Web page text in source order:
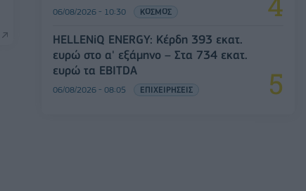
06/08/2026 - 10:30 ΚΟΣΜΟΣ
HELLENiQ ENERGY: Κέρδη 393 εκατ.
ευρώ στο α' εξάμηνο – Στα 734 εκατ.
ευρώ τα EBITDA
06/08/2026 - 08:05 ΕΠΙΧΕΙΡΗΣΕΙΣ